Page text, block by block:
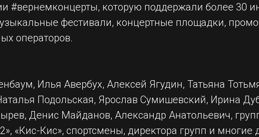
#вернемконцерты, которую поддержали более 30
фестивали, концертные площадки,
операторов.
Илья Авербух, Алексей Ягудин, Татьяна
Подольская, Ярослав Сумишевский, Ирина
Денис Майданов, Александр Анатольевич,
«Кис-Кис», спортсмены, директора групп и многие